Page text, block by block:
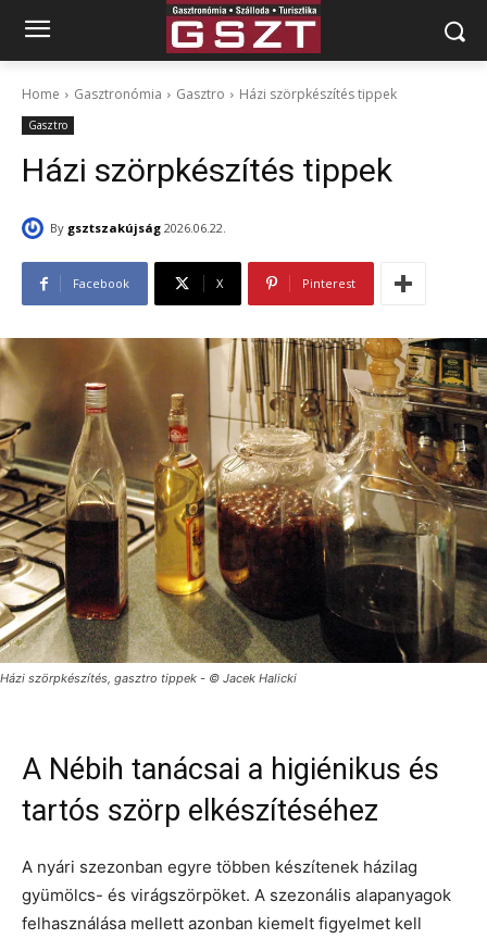
Home Gasztronómia Gasztro Házi szörpkészítés tippek
Gasztro
Házi szörpkészítés tippek
By gsztszakújság 2026.06.22.
Facebook X Pinterest
Házi szörpkészítés, gasztro tippek - © Jacek Halicki
A Nébih tanácsai a higiénikus és
tartós szörp elkészítéséhez
A nyári szezonban egyre többen készítenek házilag
gyümölcs- és virágszörpöket. A szezonális alapanyagok
felhasználása mellett azonban kiemelt figyelmet kell